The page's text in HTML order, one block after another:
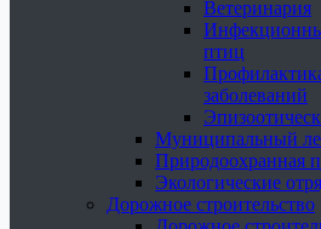
Ветеринария
птиц
заболеваний
Муниципальный
Природоохранная
Экологические
Дорожное строительство